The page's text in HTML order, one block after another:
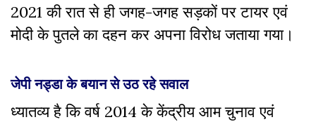
2021 की रात से ही जगह-जगह सड़कों पर टायर एवं
मोदी के पुतले का दहन कर अपना विरोध जताया गया।
जेपी नड्डा के बयान से उठ रहे सवाल
ध्यातव्य है कि वर्ष 2014 के केंद्रीय आम चुनाव एवं